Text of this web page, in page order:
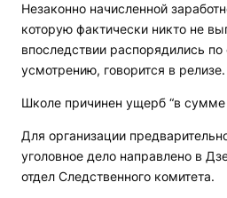
Незаконно начисленной
которую фактически никто не
впоследствии распорядились
усмотрению, говорится в релизе.
Школе причинен ущерб “в
Для организации
уголовное дело направлено в
отдел Следственного комитета.